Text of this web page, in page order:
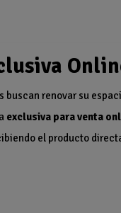
renovar su
exclusiva para venta
el producto